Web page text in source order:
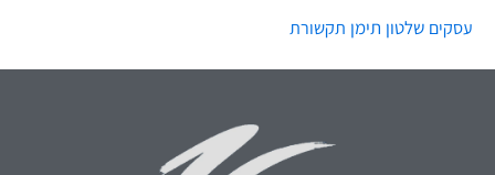
עסקים שלטון תימן תקשורת